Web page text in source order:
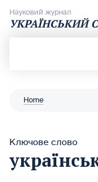
Науковий журнал
УКРАЇНСЬКИЙ
Home
Ключове слово